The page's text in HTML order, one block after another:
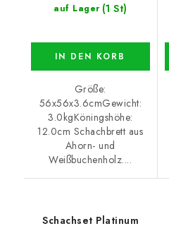
auf Lager (1 St)
IN DEN KORB
Größe:
56x56x3.6cmGewicht:
3.0kgKöningshöhe:
12.0cm Schachbrett aus
Ahorn- und
Weißbuchenholz....
Schachset Platinum